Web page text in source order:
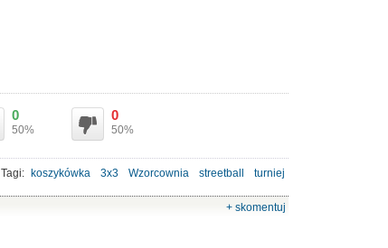
0
50%
0
50%
Tagi: koszykówka 3x3 Wzorcownia streetball turniej
+ skomentuj